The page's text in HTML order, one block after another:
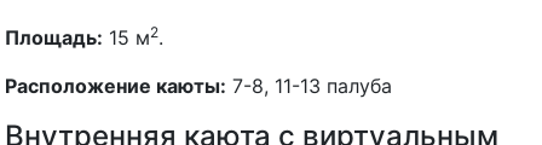
Площадь: 15 м2.
Расположение каюты: 7-8, 11-13 палуба
Внутренняя каюта с виртуальным